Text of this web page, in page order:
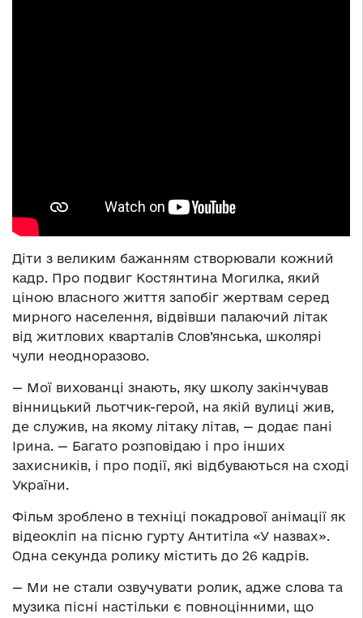
Діти з великим бажанням створювали кожний
кадр. Про подвиг Костянтина Могилка, який
ціною власного життя запобіг жертвам серед
мирного населення, відвівши палаючий літак
від житлових кварталів Слов’янська, школярі
чули неодноразово.
— Мої вихованці знають, яку школу закінчував
вінницький льотчик-герой, на якій вулиці жив,
де служив, на якому літаку літав, — додає пані
Ірина. — Багато розповідаю і про інших
захисників, і про події, які відбуваються на сході
України.
Фільм зроблено в техніці покадрової анімації як
відеокліп на пісню гурту Антитіла «У назвах».
Одна секунда ролику містить до 26 кадрів.
— Ми не стали озвучувати ролик, адже слова та
музика пісні настільки є повноцінними, що